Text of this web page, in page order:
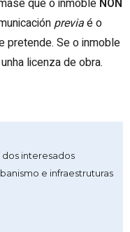
previaé o
pretende. Se o inmoble
licenza de obra.
interesados
e infraestruturas